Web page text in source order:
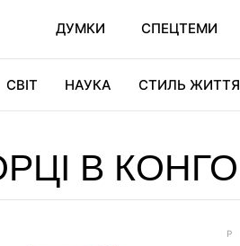
ДУМКИ СПЕЦТЕМИ
СВІТ НАУКА СТИЛЬ ЖИТТЯ
В КОНГО